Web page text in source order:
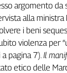
argomento da
alla ministra
i beni
violenza per
a pagina 7). Il
etico delle